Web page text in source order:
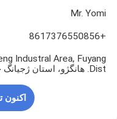
Mr. Yomi
+8617376550856
Industral Area, Fuyang
Dist. هانگژو، استان ژجیانگ چین
اکنون